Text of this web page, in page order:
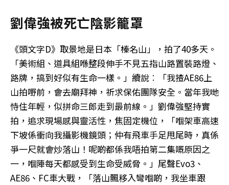
劉偉強被死亡陰影籠罩
《頭文字D》取景地是日本「榛名山」，拍了40多天。
「美術組、道具組喺整段伸手不見五指山路置裝路燈、
路牌，搞到好似有生命一樣。」續說︰「我揸AE86上
山拍嘢前，會去廟拜神，祈求保佑團隊安全。當年我哋
恃住年輕，似拼命三郎走到最前線。」劉偉強堅持實
拍，追求現場感與靈活性，焦固定機位，「嗰架車高速
下坡係衝向我攝影機鏡頭；仲有飛車手足甩尾時，真係
爭一尺就會炒落山！呢啲都係我唔拍第二集嘅原因之
一，嗰陣每天都感受到生命受威脅。」尾聲Evo3、
AE86、FC車大戰，「落山飄移入彎嗰啲，我坐車跟